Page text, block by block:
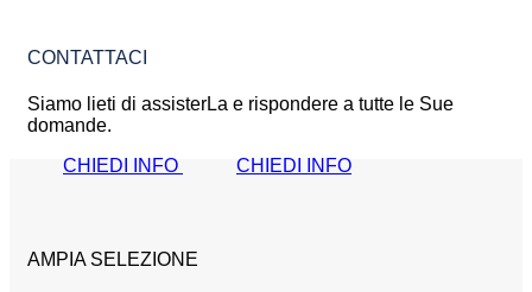
CONTATTACI
Siamo lieti di assisterLa e rispondere a tutte le Sue
domande.
CHIEDI INFO
CHIEDI INFO
AMPIA SELEZIONE